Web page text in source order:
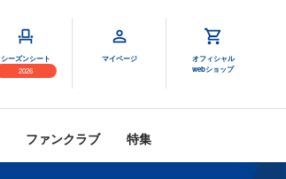
シーズンシート
2026
マイページ
オフィシャル
webショップ
ファンクラブ 特集